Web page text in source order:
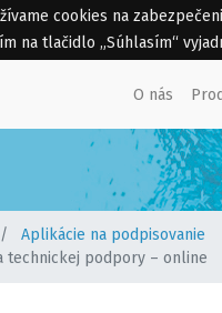
cookies na
na tlačidlo „Súhlasím“
O nás
Aplikácie na podpisovanie
technickej podpory – online